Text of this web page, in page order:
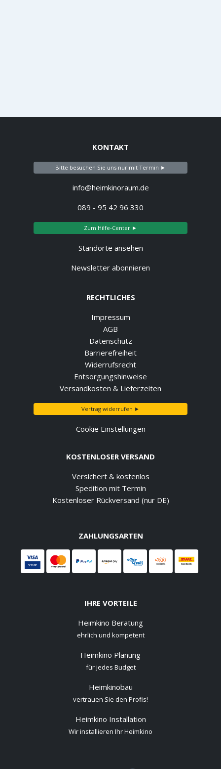
KONTAKT
Bitte besuchen Sie uns nur mit Termin ►
info@heimkinoraum.de
089 - 95 42 96 330
Zum Hilfe-Center ►
Standorte ansehen
Newsletter abonnieren
RECHTLICHES
Impressum
AGB
Datenschutz
Barrierefreiheit
Widerrufsrecht
Entsorgungshinweise
Versandkosten & Lieferzeiten
Vertrag widerrufen ►
Cookie Einstellungen
KOSTENLOSER VERSAND
Versichert & kostenlos
Spedition mit Termin
Kostenloser Rückversand (nur DE)
ZAHLUNGSARTEN
IHRE VORTEILE
Heimkino Beratung
ehrlich und kompetent
Heimkino Planung
für jedes Budget
Heimkinobau
vertrauen Sie den Profis!
Heimkino Installation
Wir installieren Ihr Heimkino